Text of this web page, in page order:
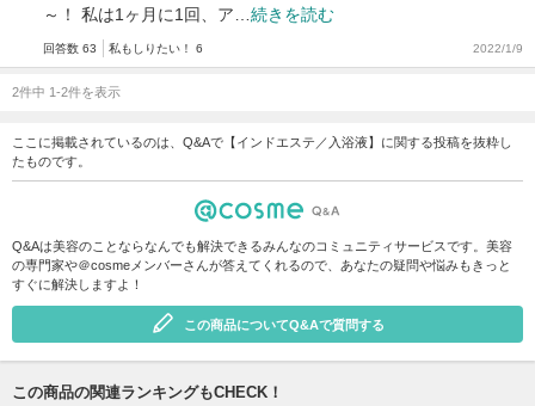
～！ 私は1ヶ月に1回、ア… 続きを読む
回答数 63 私もしりたい！ 6 2022/1/9
2件中 1-2件を表示
ここに掲載されているのは、Q&Aで【インドエステ／入浴液】に関する投稿を抜粋し
たものです。
Q&Aは美容のことならなんでも解決できるみんなのコミュニティサービスです。美容
の専門家や＠cosmeメンバーさんが答えてくれるので、あなたの疑問や悩みもきっと
すぐに解決しますよ！
この商品についてQ&Aで質問する
この商品の関連ランキングもCHECK！